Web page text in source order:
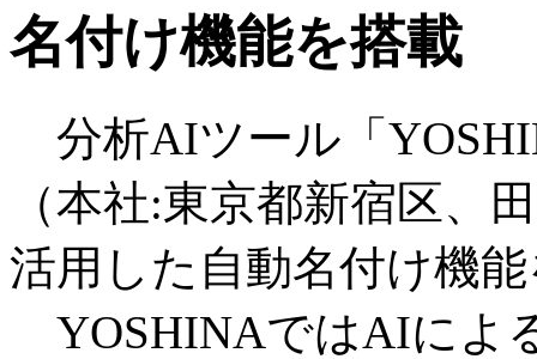
名付け機能を搭載
分析AIツール「
（本社:東京都新宿区、
活用した自動名付け機
YOSHINAではAIによ